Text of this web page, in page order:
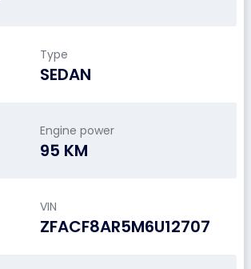
Type
SEDAN
Engine power
95 KM
VIN
ZFACF8AR5M6U12707